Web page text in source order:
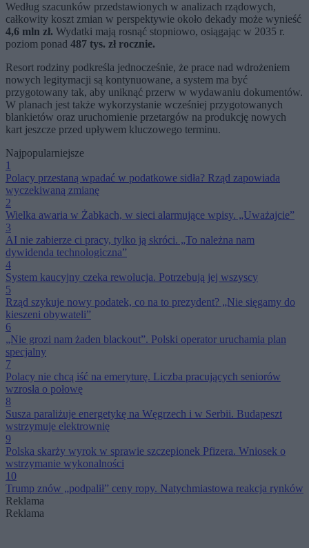
Według szacunków przedstawionych w analizach rządowych,
całkowity koszt zmian w perspektywie około dekady może wynieść
4,6 mln zł. Wydatki mają rosnąć stopniowo, osiągając w 2035 r.
poziom ponad 487 tys. zł rocznie.
Resort rodziny podkreśla jednocześnie, że prace nad wdrożeniem
nowych legitymacji są kontynuowane, a system ma być
przygotowany tak, aby uniknąć przerw w wydawaniu dokumentów.
W planach jest także wykorzystanie wcześniej przygotowanych
blankietów oraz uruchomienie przetargów na produkcję nowych
kart jeszcze przed upływem kluczowego terminu.
Najpopularniejsze
1
Polacy przestaną wpadać w podatkowe sidła? Rząd zapowiada
wyczekiwaną zmianę
2
Wielka awaria w Żabkach, w sieci alarmujące wpisy. „Uważajcie”
3
AI nie zabierze ci pracy, tylko ją skróci. „To należna nam
dywidenda technologiczna”
4
System kaucyjny czeka rewolucja. Potrzebują jej wszyscy
5
Rząd szykuje nowy podatek, co na to prezydent? „Nie sięgamy do
kieszeni obywateli”
6
„Nie grozi nam żaden blackout”. Polski operator uruchamia plan
specjalny
7
Polacy nie chcą iść na emeryturę. Liczba pracujących seniorów
wzrosła o połowę
8
Susza paraliżuje energetykę na Węgrzech i w Serbii. Budapeszt
wstrzymuje elektrownię
9
Polska skarży wyrok w sprawie szczepionek Pfizera. Wniosek o
wstrzymanie wykonalności
10
Trump znów „podpalił” ceny ropy. Natychmiastowa reakcja rynków
Reklama
Reklama